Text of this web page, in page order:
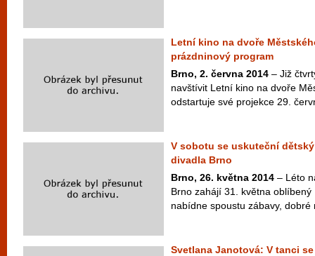
Letní kino na dvoře
prázdninový program
Brno, 2. června 2014 – Již
navštívit Letní kino na dvoře
odstartuje své projekce 29.
V sobotu se uskuteční
divadla Brno
Brno, 26. května 2014 – Léto
Brno zahájí 31. května
nabídne spoustu zábavy, dobré
Svetlana Janotová: V tanci